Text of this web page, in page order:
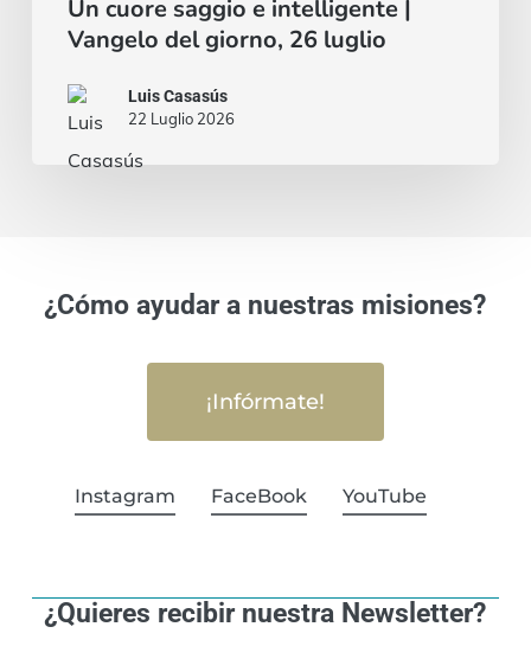
Un cuore saggio e intelligente |
Vangelo del giorno, 26 luglio
Luis Casasús
22 Luglio 2026
¿Cómo ayudar a nuestras misiones?
¡Infórmate!
Instagram FaceBook YouTube
¿Quieres recibir nuestra Newsletter?